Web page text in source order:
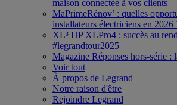
maison connectée à vos clients
MaPrimeRénov’ : quelles
installateurs électriciens en 2026
XL³ HP XLPro4 : succès au
#legrandtour2025
Magazine Réponses hors-série :
Voir tout
À propos de Legrand
Notre raison d'être
Rejoindre Legrand